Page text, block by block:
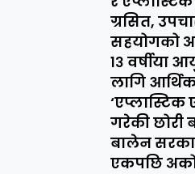
ग्रसित,
सहयोगको
१३ वर्षीया
लागि
‘एप्लास्टिक
गरेकी छोरी
बालेन
एकपछि